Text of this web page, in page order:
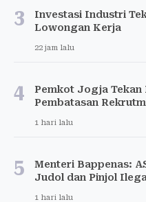
3
Investasi Industri
Lowongan Kerja
22 jam lalu
4
Pemkot Jogja Tekan
Pembatasan
1 hari lalu
5
Menteri Bappenas:
Judol dan Pinjol
1 hari lalu